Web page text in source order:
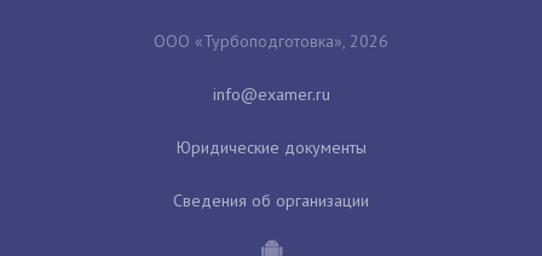
ООО «Турбоподготовка», 2026
Юридические документы
Сведения об организации